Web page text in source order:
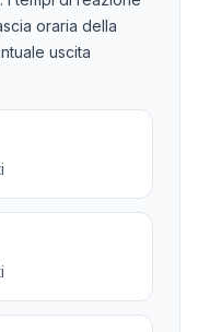
oraria della
uscita